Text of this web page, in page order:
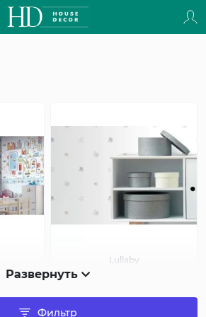
Lullaby
Развернуть
Фильтр